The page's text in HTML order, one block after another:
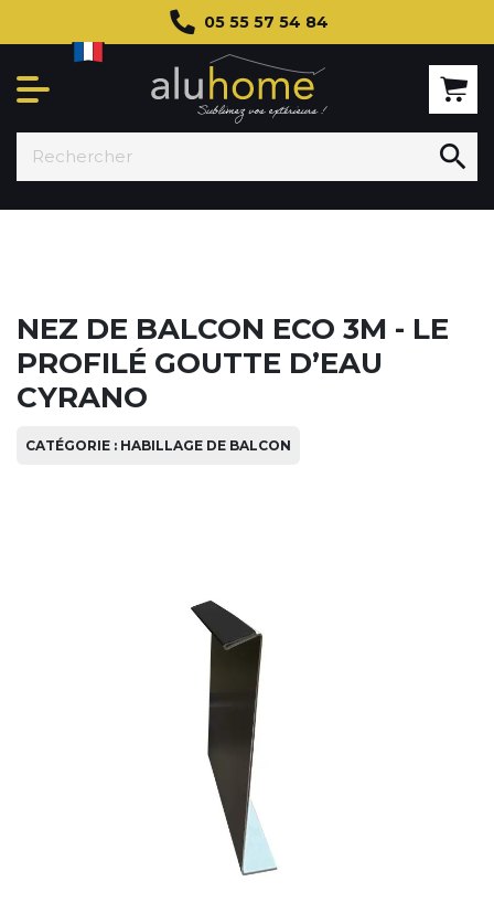
05 55 57 54 84

NEZ DE BALCON ECO 3M - LE
PROFILÉ GOUTTE D’EAU
CYRANO
CATÉGORIE : HABILLAGE DE BALCON